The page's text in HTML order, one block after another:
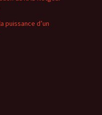
puissance d’un